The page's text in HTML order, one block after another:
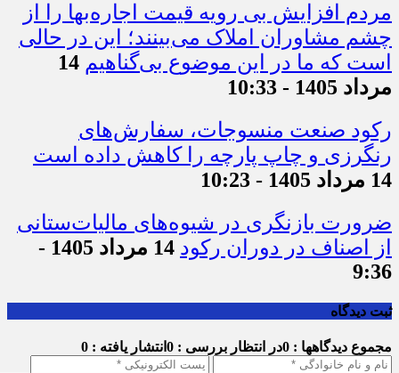
مردم افزایش بی رویه قیمت اجاره‌بها را از
چشم مشاوران املاک می‌بینند؛ این در حالی
است که ما در این موضوع بی‌گناهیم 14
مرداد 1405 - 10:33
رکود صنعت منسوجات، سفارش‌های
رنگرزی و چاپ پارچه را کاهش داده است
14 مرداد 1405 - 10:23
ضرورت بازنگری در شیوه‌های مالیات‌ستانی
از اصناف در دوران رکود
14 مرداد 1405 -
9:36
ثبت دیدگاه
مجموع دیدگاهها : 0 در انتظار بررسی : 0 انتشار یافته : 0